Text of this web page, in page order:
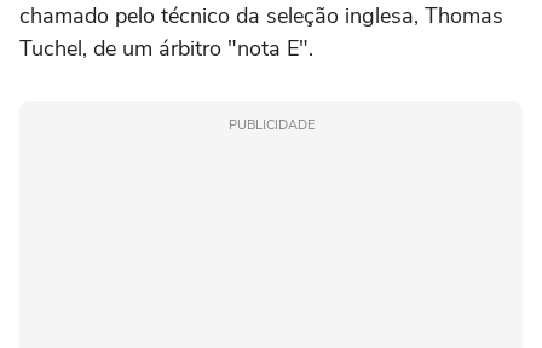
chamado pelo técnico da seleção inglesa, Thomas
Tuchel, de um árbitro "nota E".
PUBLICIDADE